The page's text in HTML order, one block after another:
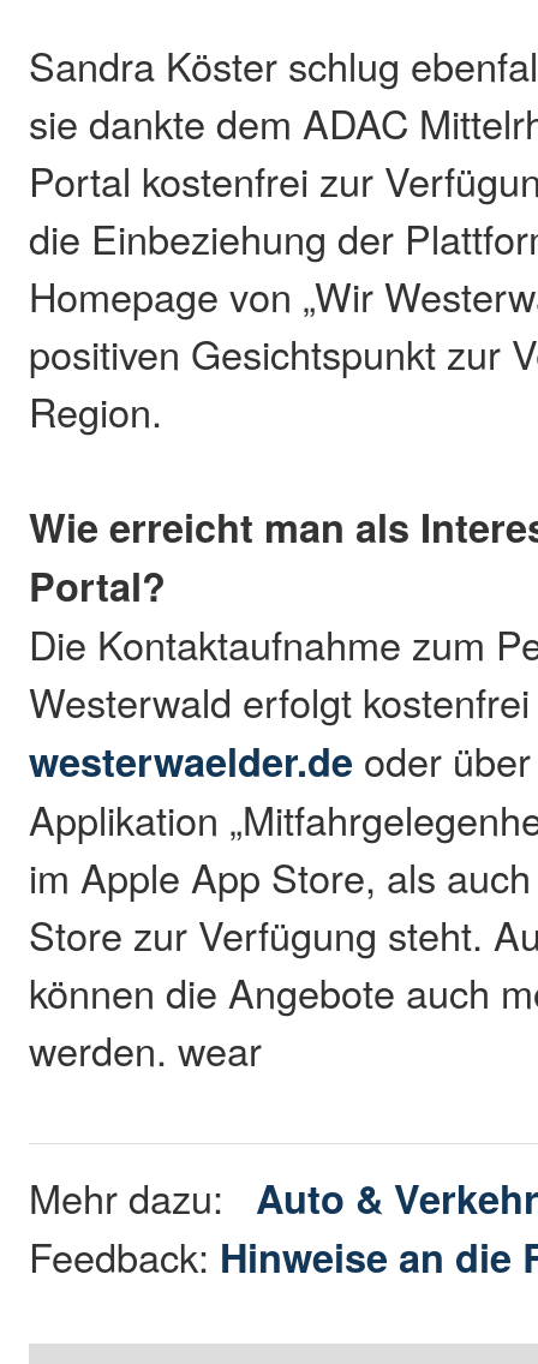
Sandra Köster schlug
sie dankte dem ADAC
Portal kostenfrei zur
die Einbeziehung der
Homepage von „Wir
positiven Gesichtspunkt zur
Region.
Wie erreicht man als
Portal?
Die Kontaktaufnahme zum
Westerwald erfolgt
westerwaelder.de oder
Applikation
im Apple App Store, als
Store zur Verfügung steht.
können die Angebote auch
werden. wear
Mehr dazu: Auto &
Feedback: Hinweise an die